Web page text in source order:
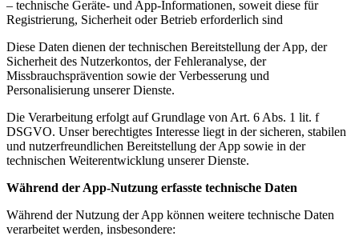
– technische Geräte- und App-Informationen, soweit diese für
Registrierung, Sicherheit oder Betrieb erforderlich sind
Diese Daten dienen der technischen Bereitstellung der App, der
Sicherheit des Nutzerkontos, der Fehleranalyse, der
Missbrauchsprävention sowie der Verbesserung und
Personalisierung unserer Dienste.
Die Verarbeitung erfolgt auf Grundlage von Art. 6 Abs. 1 lit. f
DSGVO. Unser berechtigtes Interesse liegt in der sicheren, stabilen
und nutzerfreundlichen Bereitstellung der App sowie in der
technischen Weiterentwicklung unserer Dienste.
Während der App-Nutzung erfasste technische Daten
Während der Nutzung der App können weitere technische Daten
verarbeitet werden, insbesondere: